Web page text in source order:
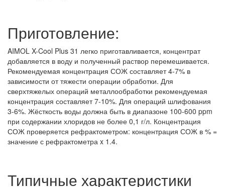
Приготовление:
AIMOL X-Cool Plus 31 легко приготавливается, концентрат
добавляется в воду и полученный раствор перемешивается.
Рекомендуемая концентрация СОЖ составляет 4-7% в
зависимости от тяжести операции обработки. Для
сверхтяжелых операций металлообработки рекомендуемая
концентрация составляет 7-10%. Для операций шлифования
3-6%. Жёсткость воды должна быть в диапазоне 100-600 ppm
при содержании хлоридов не более 0,1 г/л. Концентрация
СОЖ проверяется рефрактометром: концентрация СОЖ в % =
значение с рефрактометра x 1.4.
Типичные характеристики